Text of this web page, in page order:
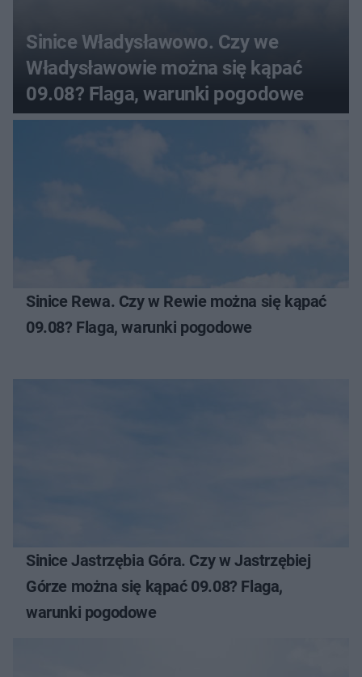
Sinice Władysławowo. Czy we
Władysławowie można się kąpać
09.08? Flaga, warunki pogodowe
Sinice Rewa. Czy w Rewie można się kąpać
09.08? Flaga, warunki pogodowe
Sinice Jastrzębia Góra. Czy w Jastrzębiej
Górze można się kąpać 09.08? Flaga,
warunki pogodowe